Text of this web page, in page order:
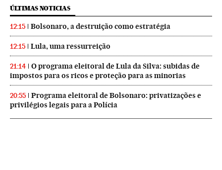
ÚLTIMAS NOTICIAS
12:15 Bolsonaro, a destruição como estratégia
12:15 Lula, uma ressurreição
21:14
O programa eleitoral de Lula da Silva: subidas de
impostos para os ricos e proteção para as minorias
20:55
Programa eleitoral de Bolsonaro: privatizações e
privilégios legais para a Polícia